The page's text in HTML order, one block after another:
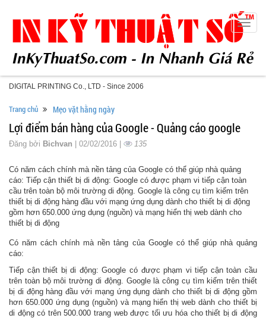
DIGITAL PRINTING Co., LTD - Since 2006
Toggle
Trang chủ Mẹo vặt hằng ngày
Lợi điểm bán hàng của Google - Quảng cáo google
Đăng bởi Bichvan | 02/02/2016 | 135
Có năm cách chính mà nền tảng của Google có thể giúp nhà quảng
cáo: Tiếp cận thiết bị di động: Google có được phạm vi tiếp cận toàn
cầu trên toàn bộ môi trường di động. Google là công cụ tìm kiếm trên
thiết bị di động hàng đầu với mạng ứng dụng dành cho thiết bị di động
gồm hơn 650.000 ứng dụng (nguồn) và mạng hiển thị web dành cho
thiết bị di động
Có năm cách chính mà nền tảng của Google có thể giúp nhà quảng
cáo:
Tiếp cận thiết bị di động: Google có được phạm vi tiếp cận toàn cầu
trên toàn bộ môi trường di động. Google là công cụ tìm kiếm trên thiết
bị di động hàng đầu với mạng ứng dụng dành cho thiết bị di động gồm
hơn 650.000 ứng dụng (nguồn) và mạng hiển thị web dành cho thiết bị
di động có trên 500.000 trang web được tối ưu hóa cho thiết bị di động